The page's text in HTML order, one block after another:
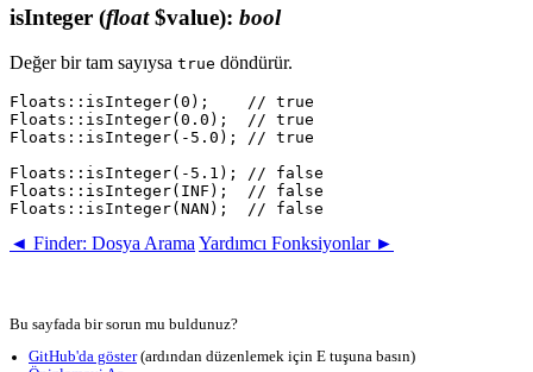
isInteger (float$value): bool
Değer bir tam sayıysa true döndürür.
Floats::isInteger(0);    // true
Floats::isInteger(0.0);  // true
Floats::isInteger(-5.0); // true
Floats::isInteger(-5.1); // false
Floats::isInteger(INF);  // false
◄ Finder: Dosya Arama Yardımcı Fonksiyonlar ►